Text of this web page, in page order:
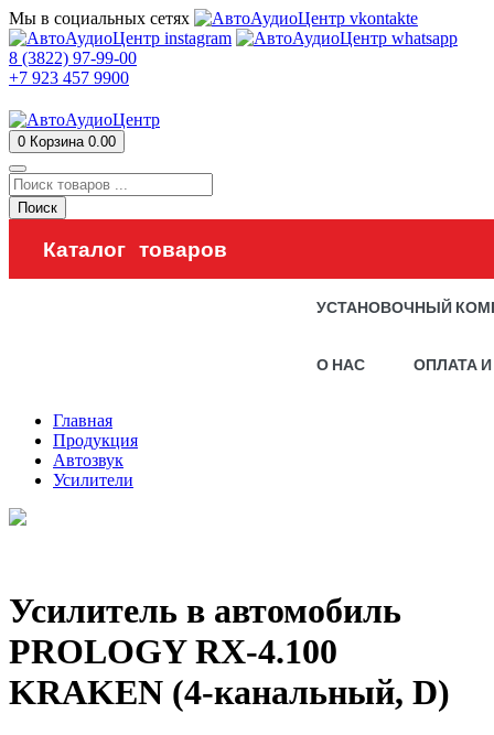
Мы в социальных сетях
8 (3822) 97-99-00
+7 923 457 9900
0 Корзина 0.00
Поиск
Каталог товаров
УСТАНОВОЧНЫЙ
О НАС ОПЛАТА
Главная
Продукция
Автозвук
Усилители
Усилитель в автомобиль
PROLOGY RX-4.100
KRAKEN (4-канальный, D)